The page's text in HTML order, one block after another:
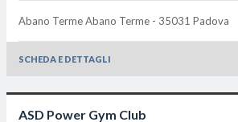
Abano Terme Abano Terme - 35031 Padova
SCHEDA E DETTAGLI
ASD Power Gym Club